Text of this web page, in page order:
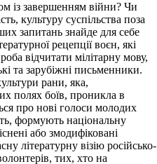
із завершенням війни? Чи
культуру суспільства поза
запитань знайде для себе
рецепції воєн, які
відчитати мілітарну мову,
та зарубіжні письменники.
рани, яка,
полях боїв, проникла в
про нові голоси молодих
формують національну
або змодифіковані
літературну візію російсько-
тих, хто на